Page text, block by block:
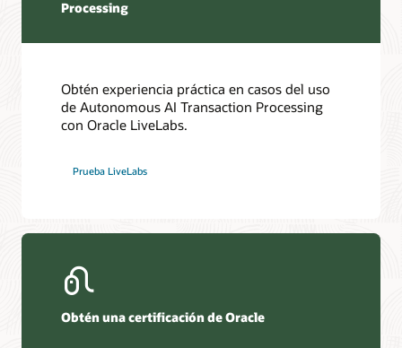
Processing
Obtén experiencia práctica en casos del uso
de Autonomous AI Transaction Processing
con Oracle LiveLabs.
Prueba LiveLabs
Obtén una certificación de Oracle